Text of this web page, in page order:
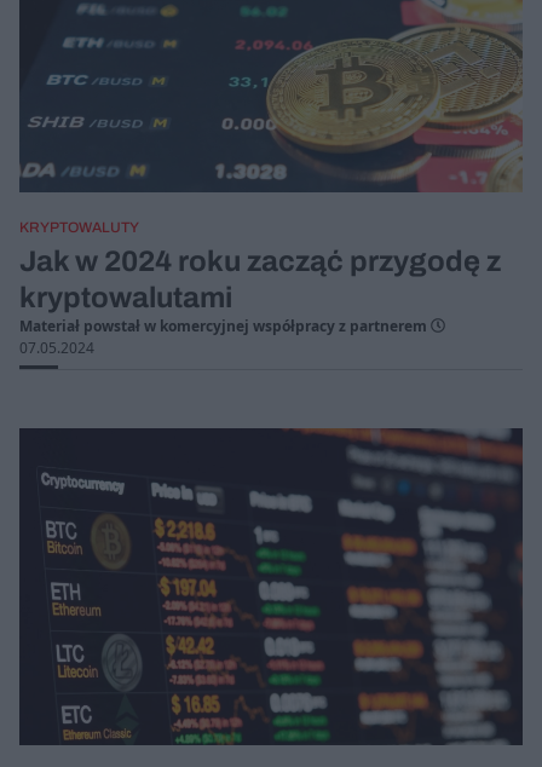
KRYPTOWALUTY
Jak w 2024 roku zacząć przygodę z
kryptowalutami
Materiał powstał w komercyjnej współpracy z partnerem
07.05.2024